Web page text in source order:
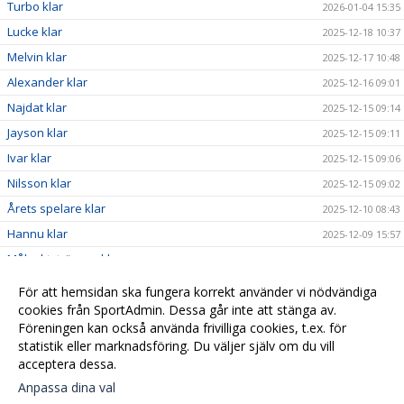
Turbo klar 2026-01-04 15:35
Lucke klar 2025-12-18 10:37
Melvin klar 2025-12-17 10:48
Alexander klar 2025-12-16 09:01
Najdat klar 2025-12-15 09:14
Jayson klar 2025-12-15 09:11
Ivar klar 2025-12-15 09:06
Nilsson klar 2025-12-15 09:02
Årets spelare klar 2025-12-10 08:43
Hannu klar 2025-12-09 15:57
Målvaktstränare klar
Assisterande klar 2025-12-08 19:15
Assisterande klar 2025-12-08 19:13
Tränare klar 2025-12-08 19:04
För att hemsidan ska fungera korrekt använder vi nödvändiga
cookies från SportAdmin. Dessa går inte att stänga av.
Föreningen kan också använda frivilliga cookies, t.ex. för
statistik eller marknadsföring. Du väljer själv om du vill
acceptera dessa.
Anpassa dina val